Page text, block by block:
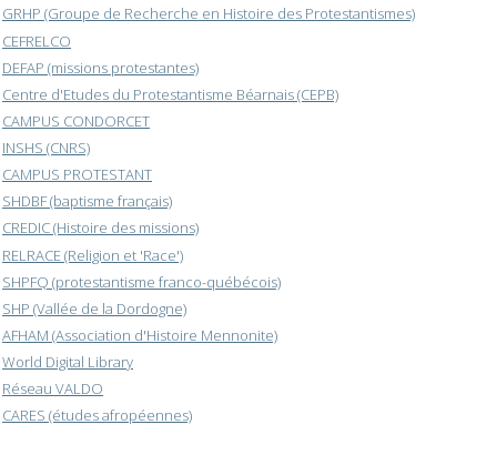
GRHP (Groupe de Recherche en Histoire des Protestantismes)
CEFRELCO
DEFAP (missions protestantes)
Centre d'Etudes du Protestantisme Béarnais (CEPB)
CAMPUS CONDORCET
INSHS (CNRS)
CAMPUS PROTESTANT
SHDBF (baptisme français)
CREDIC (Histoire des missions)
RELRACE (Religion et 'Race')
SHPFQ (protestantisme franco-québécois)
SHP (Vallée de la Dordogne)
AFHAM (Association d'Histoire Mennonite)
World Digital Library
Réseau VALDO
CARES (études afropéennes)